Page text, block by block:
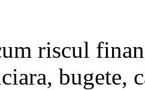
riscul